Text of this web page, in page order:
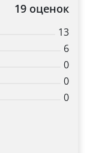
19 оценок
13
6
0
0
0